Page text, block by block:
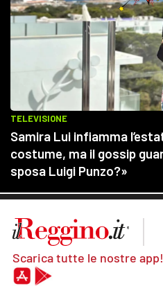
Scarica tutte le nostre app!